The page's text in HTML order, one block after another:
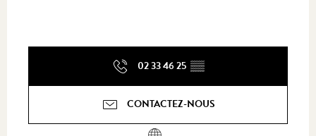
02 33 46 25 ▒▒
CONTACTEZ-NOUS